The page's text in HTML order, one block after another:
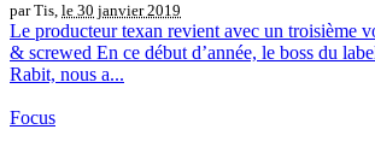
par Tis, le 30 janvier 2019
Le producteur texan revient avec un troisième
& screwed En ce début d’année, le boss du
Rabit, nous a...
Focus